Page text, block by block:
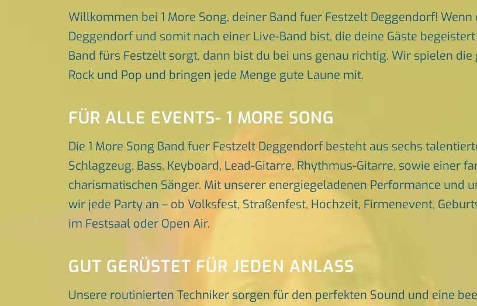
Willkommen bei 1 More Song, deiner Band fuer Festzelt Deggendorf!
Deggendorf und somit nach einer Live-Band bist, die deine Gäste
Band fürs Festzelt sorgt, dann bist du bei uns genau richtig. Wir spielen die
Rock und Pop und bringen jede Menge gute Laune mit.
FÜR ALLE EVENTS- 1 MORE SONG
Die 1 More Song Band fuer Festzelt Deggendorf besteht aus sechs
Schlagzeug, Bass, Keyboard, Lead-Gitarre, Rhythmus-Gitarre, sowie einer
charismatischen Sänger. Mit unserer energiegeladenen Performance und
wir jede Party an – ob Volksfest, Straßenfest, Hochzeit, Firmenevent,
im Festsaal oder Open Air.
GUT GERÜSTET FÜR JEDEN ANLASS
Unsere routinierten Techniker sorgen für den perfekten Sound und eine